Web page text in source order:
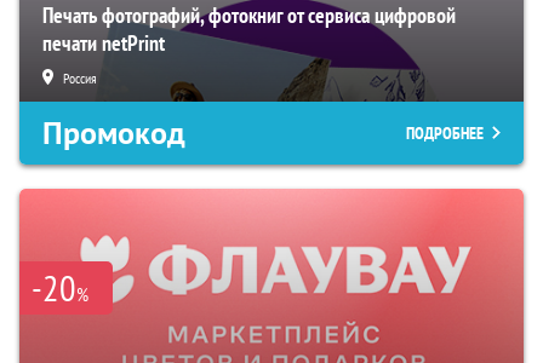
Печать фотографий, фотокниг от сервиса цифровой
печати netPrint
Россия
Промокод ПОДРОБНЕЕ
-20%